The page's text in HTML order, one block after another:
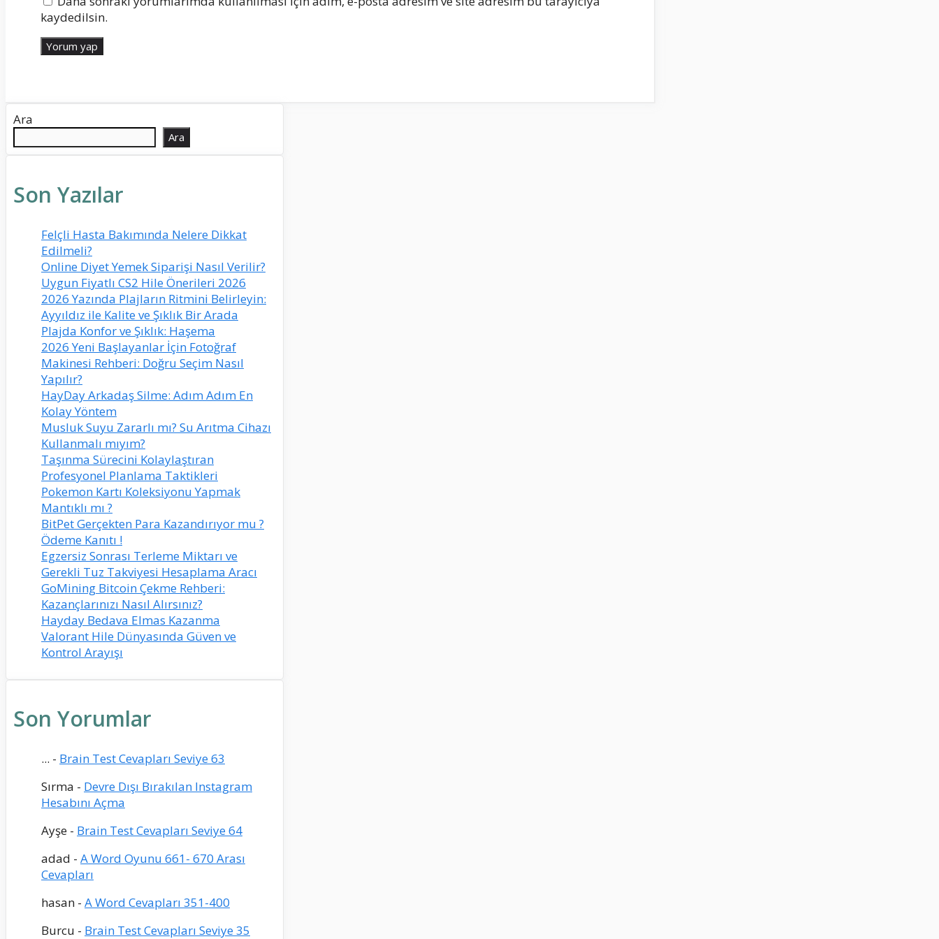
kaydedilsin.
Ara
Ara
Son Yazılar
Felçli Hasta Bakımında Nelere Dikkat
Edilmeli?
Online Diyet Yemek Siparişi Nasıl Verilir?
Uygun Fiyatlı CS2 Hile Önerileri 2026
2026 Yazında Plajların Ritmini Belirleyin:
Ayyıldız ile Kalite ve Şıklık Bir Arada
Plajda Konfor ve Şıklık: Haşema
2026 Yeni Başlayanlar İçin Fotoğraf
Makinesi Rehberi: Doğru Seçim Nasıl
Yapılır?
HayDay Arkadaş Silme: Adım Adım En
Kolay Yöntem
Musluk Suyu Zararlı mı? Su Arıtma Cihazı
Kullanmalı mıyım?
Taşınma Sürecini Kolaylaştıran
Profesyonel Planlama Taktikleri
Pokemon Kartı Koleksiyonu Yapmak
Mantıklı mı ?
BitPet Gerçekten Para Kazandırıyor mu ?
Ödeme Kanıtı !
Egzersiz Sonrası Terleme Miktarı ve
Gerekli Tuz Takviyesi Hesaplama Aracı
GoMining Bitcoin Çekme Rehberi:
Kazançlarınızı Nasıl Alırsınız?
Hayday Bedava Elmas Kazanma
Valorant Hile Dünyasında Güven ve
Kontrol Arayışı
Son Yorumlar
... - Brain Test Cevapları Seviye 63
Sırma - Devre Dışı Bırakılan Instagram
Hesabını Açma
Ayşe - Brain Test Cevapları Seviye 64
adad - A Word Oyunu 661- 670 Arası
Cevapları
hasan - A Word Cevapları 351-400
Burcu - Brain Test Cevapları Seviye 35